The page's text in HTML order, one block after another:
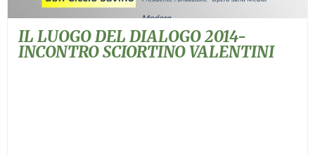
IL LUOGO DEL DIALOGO 2014-
INCONTRO SCIORTINO VALENTINI